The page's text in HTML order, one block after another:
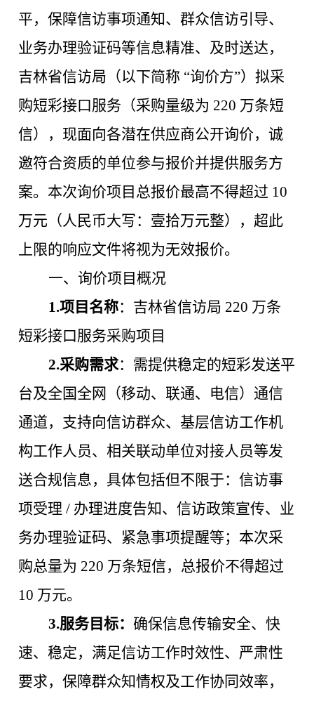
平，保障信访事项通知、群众信访引导、
业务办理验证码等信息精准、及时送达，
吉林省信访局（以下简称 “询价方”）拟采
购短彩接口服务（采购量级为 220 万条短
信），现面向各潜在供应商公开询价，诚
邀符合资质的单位参与报价并提供服务方
案。本次询价项目总报价最高不得超过 10
万元（人民币大写：壹拾万元整），超此
上限的响应文件将视为无效报价。
一、询价项目概况
1.项目名称：吉林省信访局 220 万条
短彩接口服务采购项目
2.采购需求：需提供稳定的短彩发送平
台及全国全网（移动、联通、电信）通信
通道，支持向信访群众、基层信访工作机
构工作人员、相关联动单位对接人员等发
送合规信息，具体包括但不限于：信访事
项受理 / 办理进度告知、信访政策宣传、业
务办理验证码、紧急事项提醒等；本次采
购总量为 220 万条短信，总报价不得超过
10 万元。
3.服务目标：确保信息传输安全、快
速、稳定，满足信访工作时效性、严肃性
要求，保障群众知情权及工作协同效率，